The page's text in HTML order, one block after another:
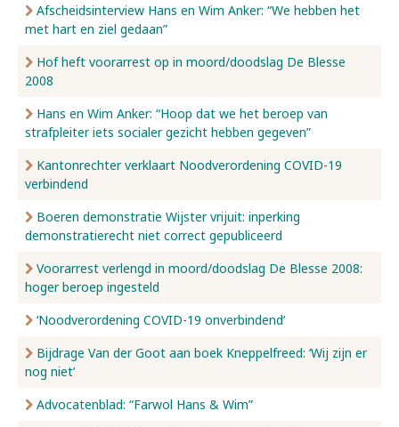
Afscheidsinterview Hans en Wim Anker: “We hebben het
met hart en ziel gedaan”
Hof heft voorarrest op in moord/doodslag De Blesse
2008
Hans en Wim Anker: “Hoop dat we het beroep van
strafpleiter iets socialer gezicht hebben gegeven”
Kantonrechter verklaart Noodverordening COVID-19
verbindend
Boeren demonstratie Wijster vrijuit: inperking
demonstratierecht niet correct gepubliceerd
Voorarrest verlengd in moord/doodslag De Blesse 2008:
hoger beroep ingesteld
‘Noodverordening COVID-19 onverbindend’
Bijdrage Van der Goot aan boek Kneppelfreed: ‘Wij zijn er
nog niet’
Advocatenblad: “Farwol Hans & Wim”